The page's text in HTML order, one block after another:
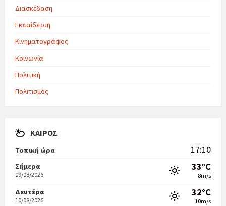
Διασκέδαση
Εκπαίδευση
Κινηματογράφος
Κοινωνία
Πολιτική
Πολιτισμός
ΚΑΙΡΌΣ
Τοπική ώρα 17:10
Σήμερα
09/08/2026
33°C
8m/s
Δευτέρα
10/08/2026
32°C
10m/s